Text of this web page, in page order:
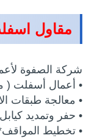
مقاول
شركة الصفوة
• أعمال أسفلت (
• معالجة طبقات
• حفر وتمديد
• تخطيط